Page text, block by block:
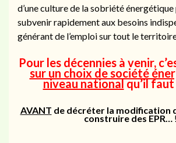
d’une culture de la sobriété
subvenir rapidement aux besoins
générant de l’emploi sur tout le
Pour les décennies à venir,
sur un choix de société
niveau nationalqu’il faut
AVANT de décréter la modification
construire des EPR… !